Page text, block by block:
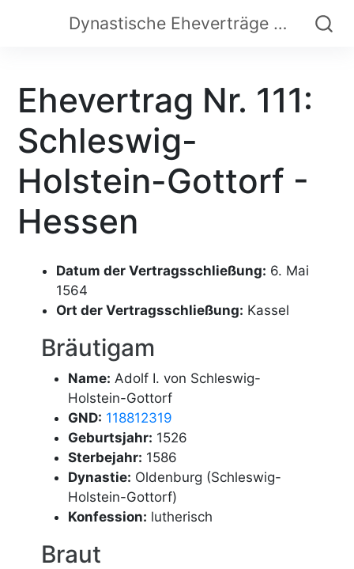
Dynastische Eheverträge der Frühen Neuzeit
Ehevertrag Nr. 111:
Schleswig-
Holstein-Gottorf -
Hessen
Datum der Vertragsschließung: 6. Mai
1564
Ort der Vertragsschließung: Kassel
Bräutigam
Name: Adolf I. von Schleswig-
Holstein-Gottorf
GND: 118812319
Geburtsjahr: 1526
Sterbejahr: 1586
Dynastie: Oldenburg (Schleswig-
Holstein-Gottorf)
Konfession: lutherisch
Braut